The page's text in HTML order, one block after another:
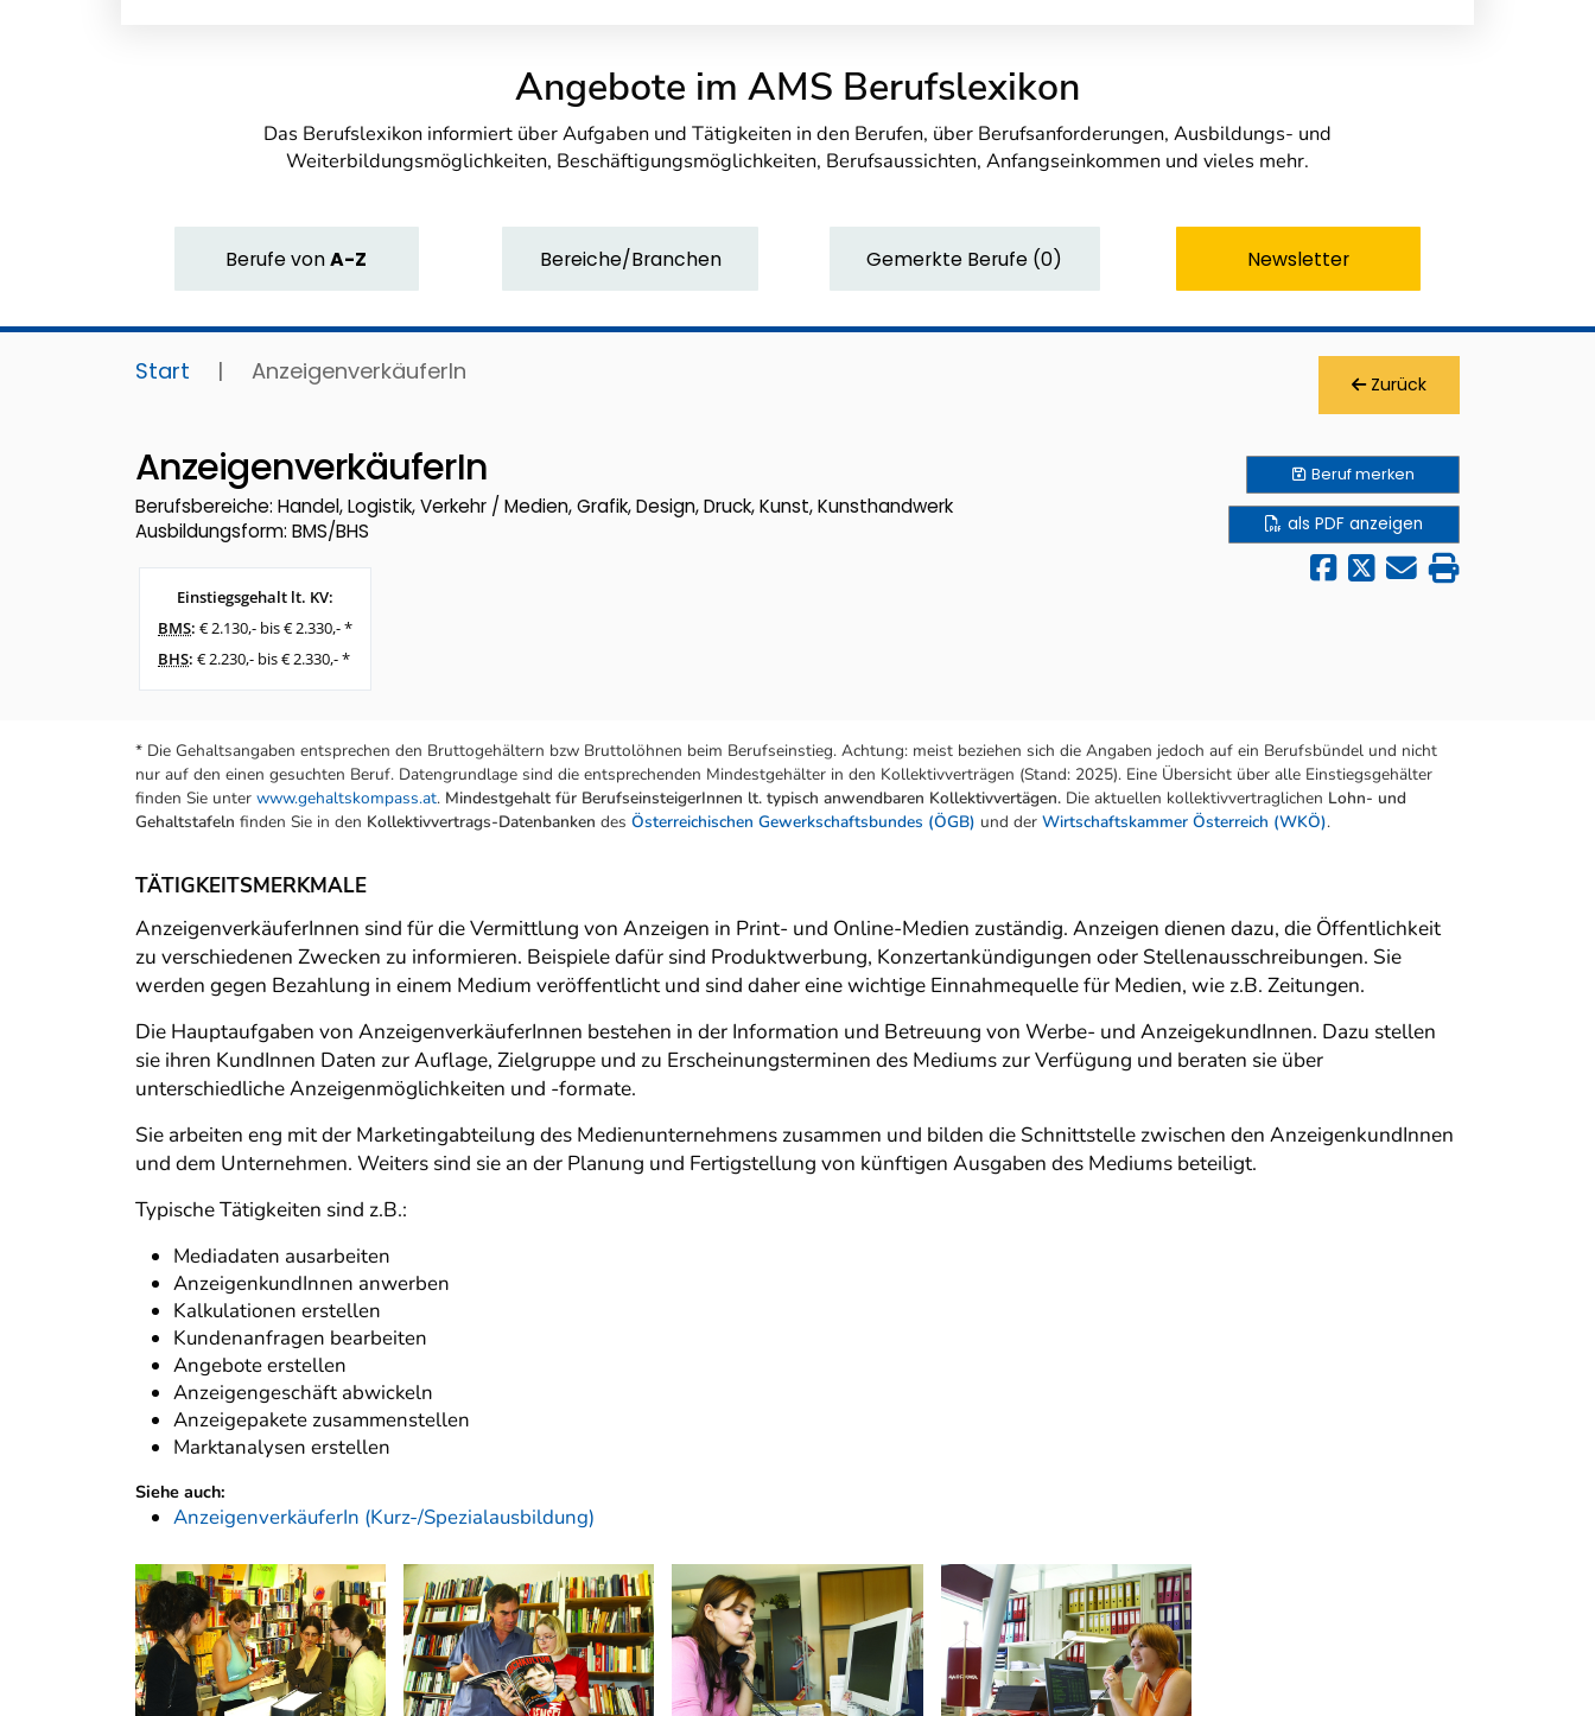
Angebote im AMS Berufslexikon
Das Berufslexikon informiert über Aufgaben und Tätigkeiten in den Berufen, über Berufsanforderungen, Ausbildungs- und
Weiterbildungsmöglichkeiten, Beschäftigungsmöglichkeiten, Berufsaussichten, Anfangseinkommen und vieles mehr.
BerufevonA-Z Bereiche/Branchen Gemerkte Berufe (0) Newsletter
Start | AnzeigenverkäuferIn Zurück
AnzeigenverkäuferIn
Berufsbereiche: Handel, Logistik, Verkehr / Medien, Grafik, Design, Druck, Kunst, Kunsthandwerk
Ausbildungsform: BMS/BHS
Einstiegsgehalt lt. KV:
BMS: € 2.130,- bis € 2.330,- *
BHS: € 2.230,- bis € 2.330,- *
Berufmerken
als PDF anzeigen
* Die Gehaltsangaben entsprechen den Bruttogehältern bzw Bruttolöhnen beim Berufseinstieg. Achtung: meist beziehen sich die Angaben jedoch auf ein Berufsbündel und nicht
nur auf den einen gesuchten Beruf. Datengrundlage sind die entsprechenden Mindestgehälter in den Kollektivverträgen (Stand: 2025). Eine Übersicht über alle Einstiegsgehälter
finden Sie unter www.gehaltskompass.at. Mindestgehalt für BerufseinsteigerInnen lt. typisch anwendbaren Kollektivvertägen. Die aktuellen kollektivvertraglichen Lohn- und
Gehaltstafeln finden Sie in den Kollektivvertrags-Datenbanken des Österreichischen Gewerkschaftsbundes (ÖGB) und der Wirtschaftskammer Österreich (WKÖ).
TÄTIGKEITSMERKMALE
AnzeigenverkäuferInnen sind für die Vermittlung von Anzeigen in Print- und Online-Medien zuständig. Anzeigen dienen dazu, die Öffentlichkeit
zu verschiedenen Zwecken zu informieren. Beispiele dafür sind Produktwerbung, Konzertankündigungen oder Stellenausschreibungen. Sie
werden gegen Bezahlung in einem Medium veröffentlicht und sind daher eine wichtige Einnahmequelle für Medien, wie z.B. Zeitungen.
Die Hauptaufgaben von AnzeigenverkäuferInnen bestehen in der Information und Betreuung von Werbe- und AnzeigekundInnen. Dazu stellen
sie ihren KundInnen Daten zur Auflage, Zielgruppe und zu Erscheinungsterminen des Mediums zur Verfügung und beraten sie über
unterschiedliche Anzeigenmöglichkeiten und -formate.
Sie arbeiten eng mit der Marketingabteilung des Medienunternehmens zusammen und bilden die Schnittstelle zwischen den AnzeigenkundInnen
und dem Unternehmen. Weiters sind sie an der Planung und Fertigstellung von künftigen Ausgaben des Mediums beteiligt.
Typische Tätigkeiten sind z.B.:
Mediadaten ausarbeiten
AnzeigenkundInnen anwerben
Kalkulationen erstellen
Kundenanfragen bearbeiten
Angebote erstellen
Anzeigengeschäft abwickeln
Anzeigepakete zusammenstellen
Marktanalysen erstellen
Siehe auch:
AnzeigenverkäuferIn (Kurz-/Spezialausbildung)